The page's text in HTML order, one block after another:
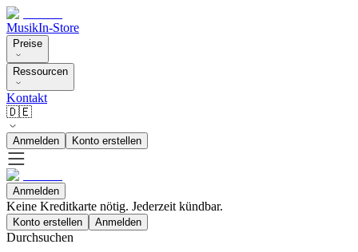
MusikIn-Store
Preise
Ressourcen
Kontakt
🇩🇪
Anmelden Konto erstellen
Anmelden
Keine Kreditkarte nötig. Jederzeit kündbar.
Konto erstellen Anmelden
Durchsuchen